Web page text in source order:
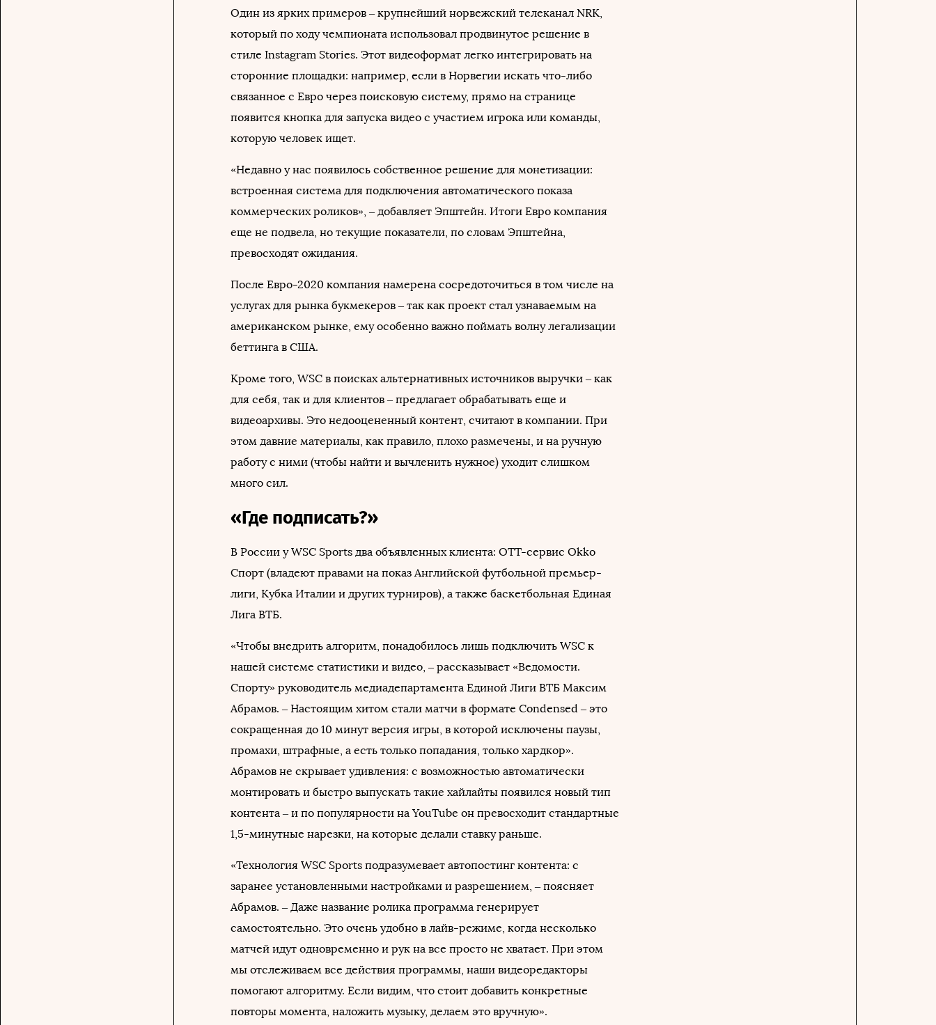
Один из ярких примеров – крупнейший норвежский телеканал NRK,
который по ходу чемпионата использовал продвинутое решение в
стиле Instagram Stories. Этот видеоформат легко интегрировать на
сторонние площадки: например, если в Норвегии искать что-либо
связанное с Евро через поисковую систему, прямо на странице
появится кнопка для запуска видео с участием игрока или команды,
которую человек ищет.
«Недавно у нас появилось собственное решение для монетизации:
встроенная система для подключения автоматического показа
коммерческих роликов», – добавляет Эпштейн. Итоги Евро компания
еще не подвела, но текущие показатели, по словам Эпштейна,
превосходят ожидания.
После Евро-2020 компания намерена сосредоточиться в том числе на
услугах для рынка букмекеров – так как проект стал узнаваемым на
американском рынке, ему особенно важно поймать волну легализации
беттинга в США.
Кроме того, WSC в поисках альтернативных источников выручки – как
для себя, так и для клиентов – предлагает обрабатывать еще и
видеоархивы. Это недооцененный контент, считают в компании. При
этом давние материалы, как правило, плохо размечены, и на ручную
работу с ними (чтобы найти и вычленить нужное) уходит слишком
много сил.
«Где подписать?»
В России у WSC Sports два объявленных клиента: OTT-сервис Okko
Спорт (владеют правами на показ Английской футбольной премьер-
лиги, Кубка Италии и других турниров), а также баскетбольная Единая
Лига ВТБ.
«Чтобы внедрить алгоритм, понадобилось лишь подключить WSC к
нашей системе статистики и видео, – рассказывает «Ведомости.
Спорту» руководитель медиадепартамента Единой Лиги ВТБ Максим
Абрамов. – Настоящим хитом стали матчи в формате Condensed – это
сокращенная до 10 минут версия игры, в которой исключены паузы,
промахи, штрафные, а есть только попадания, только хардкор».
Абрамов не скрывает удивления: с возможностью автоматически
монтировать и быстро выпускать такие хайлайты появился новый тип
контента – и по популярности на YouTube он превосходит стандартные
1,5-минутные нарезки, на которые делали ставку раньше.
«Технология WSC Sports подразумевает автопостинг контента: с
заранее установленными настройками и разрешением, – поясняет
Абрамов. – Даже название ролика программа генерирует
самостоятельно. Это очень удобно в лайв-режиме, когда несколько
матчей идут одновременно и рук на все просто не хватает. При этом
мы отслеживаем все действия программы, наши видеоредакторы
помогают алгоритму. Если видим, что стоит добавить конкретные
повторы момента, наложить музыку, делаем это вручную».